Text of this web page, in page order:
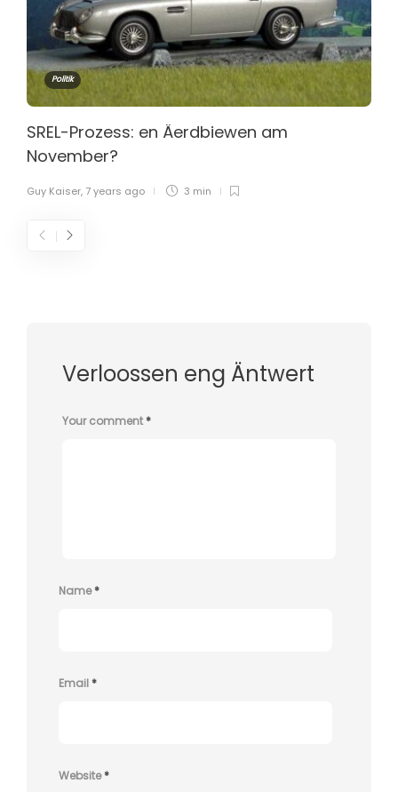
Politik
SREL-Prozess: en Äerdbiewen am
November?
Guy Kaiser, 7 years ago 3 min
Verloossen eng Äntwert
Your comment*
Name*
Email*
Website*